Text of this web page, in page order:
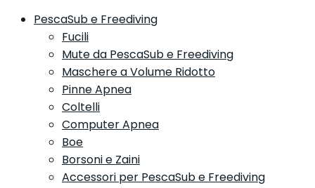
PescaSub e Freediving
Fucili
Mute da PescaSub e Freediving
Maschere a Volume Ridotto
Pinne Apnea
Coltelli
Computer Apnea
Boe
Borsoni e Zaini
Accessori per PescaSub e Freediving